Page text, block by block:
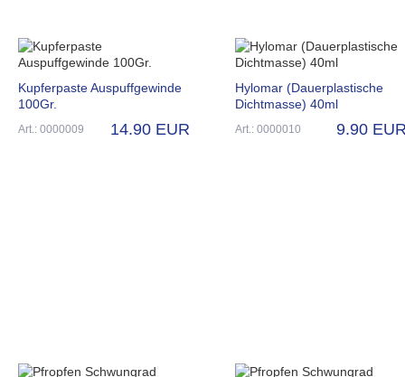
Kupferpaste Auspuffgewinde
100Gr.
Art.: 0000009 14.90 EUR
Hylomar (Dauerplastische
Dichtmasse) 40ml
Art.: 0000010 9.90